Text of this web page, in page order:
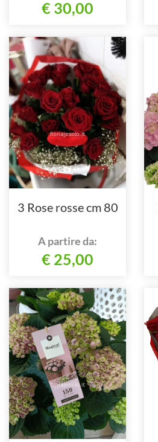
€ 30,00
3 Rose rosse cm 80
A partire da:
€ 25,00